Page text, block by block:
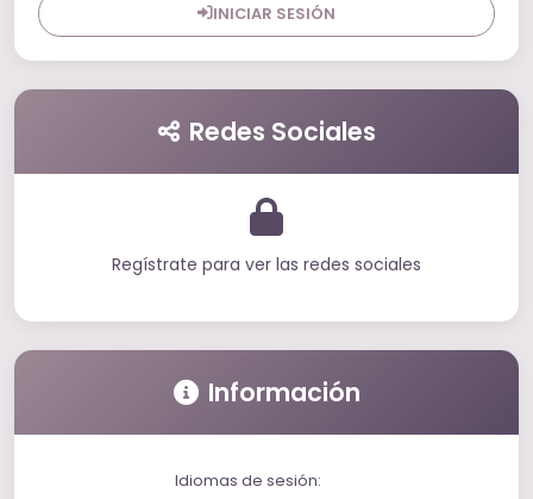
INICIAR SESIÓN
Redes Sociales
Regístrate para ver las redes sociales
Información
Idiomas de sesión: